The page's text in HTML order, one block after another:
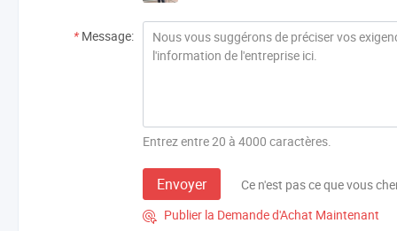
* Message:
Entrez entre 20 à 4000 caractères.
Envoyer Ce n'est pas ce que vous
 Publier la Demande d'Achat Maintenant